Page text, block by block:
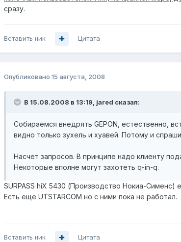
сразу.
Вставить ник Цитата
Опубликовано 15 августа, 2008
В 15.08.2008 в 13:19, jared сказал:
Собираемся внедрять GEPON, естественно,
видно только зухель и хуавей. Потому и
Насчет запросов. В принципе надо клиенту
Некоторые вполне могут захотеть q-in-q.
SURPASS hiX 5430 (Производство Нокиа-Сименс)
Есть еще UTSTARCOM но с ними пока не работал.
Вставить ник Цитата